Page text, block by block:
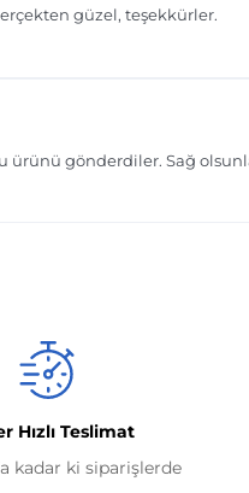
Hızlı Teslimat
kadar ki siparişlerde